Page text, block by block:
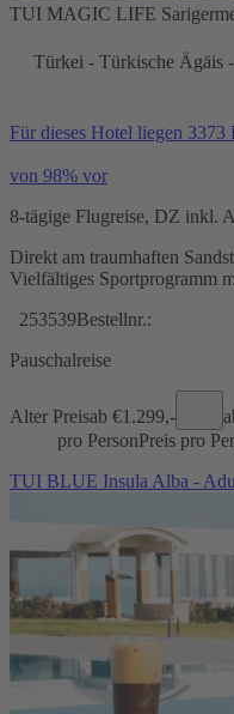
TUI MAGIC LIFE
Türkei - Türkische Ägäis
Für dieses Hotel liegen
von 98% vor
8-tägige Flugreise, DZ inkl.
Direkt am traumhaften
Vielfältiges Sportprogramm
253539Bestellnr.:
Pauschalreise
Alter Preisab €1.299,-
pro PersonPreis pro
TUI BLUE Insula Alba -